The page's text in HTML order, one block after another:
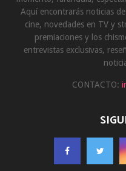
Aquí encontrarás noticias
cine, novedades en TV y
premiaciones y los
entrevistas exclusivas,
CONTACTO: